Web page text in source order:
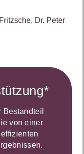
, Dr. Peter
von einer